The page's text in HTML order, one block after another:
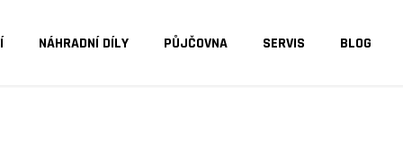
NÁHRADNÍ DÍLY PŮJČOVNA SERVIS BLOG